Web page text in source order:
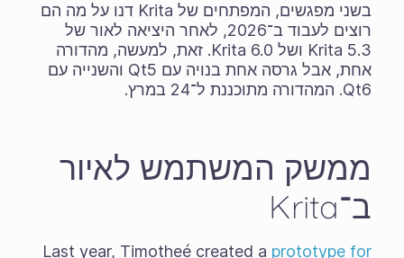
בשני מפגשים, המפתחים של Krita דנו על מה הם
רוצים לעבוד ב־2026, לאחר היציאה לאור של
Krita 5.3 ושל Krita 6.0. זאת, למעשה, מהדורה
אחת, אבל גרסה אחת בנויה עם Qt5 והשנייה עם
Qt6. המהדורה מתוכננת ל־24 במרץ.
ממשק המשתמש לאיור
ב־Krita
Last year, Timotheé created a prototype for